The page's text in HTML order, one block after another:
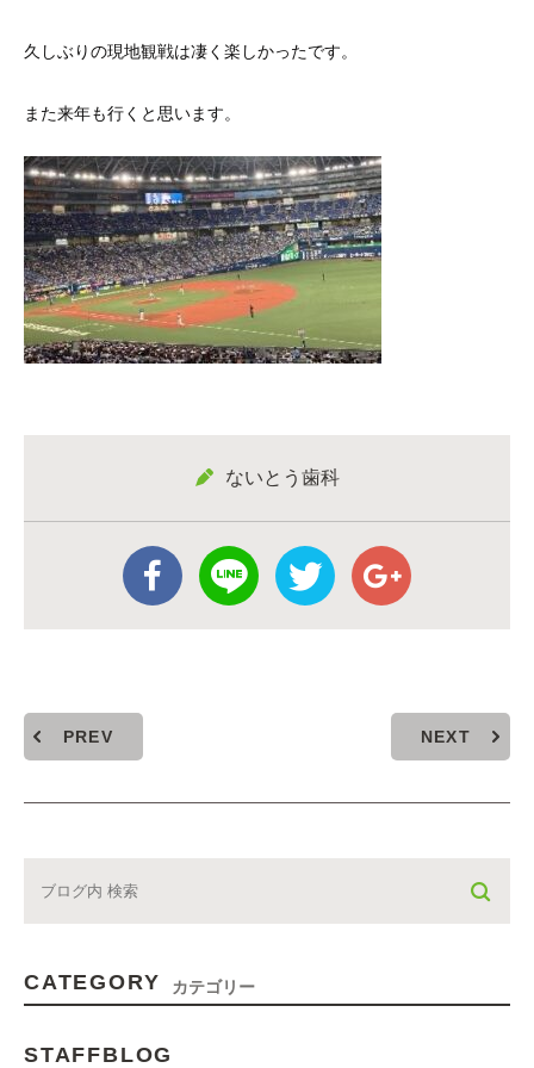
久しぶりの現地観戦は凄く楽しかったです。
また来年も行くと思います。
ないとう歯科
PREV NEXT
CATEGORY カテゴリー
STAFFBLOG